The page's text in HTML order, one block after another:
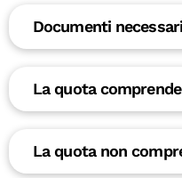
Documenti necessari
La quota comprende
La quota non